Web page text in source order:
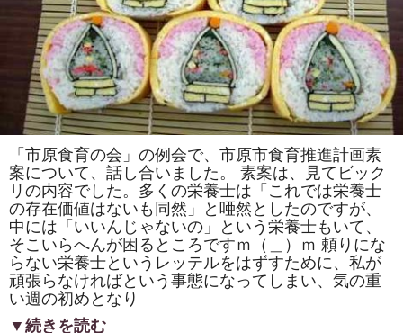
「市原食育の会」の例会で、市原市食育推進計画素
案について、話し合いました。 素案は、見てビック
リの内容でした。多くの栄養士は「これでは栄養士
の存在価値はないも同然」と唖然としたのですが、
中には「いいんじゃないの」という栄養士もいて、
そこいらへんが困るところですｍ（＿）ｍ 頼りにな
らない栄養士というレッテルをはずすために、私が
頑張らなければという事態になってしまい、気の重
い週の初めとなり
▼続きを読む